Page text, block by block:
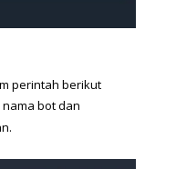
nama bot dan